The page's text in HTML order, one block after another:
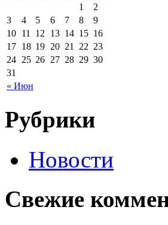
« Июн
1
2
3
4 5 6 7 8
9
10 11 12 13 14 15 16
17 18 19 20 21 22 23
24 25 26 27 28 29 30
31
Рубрики
Новости
Свежие